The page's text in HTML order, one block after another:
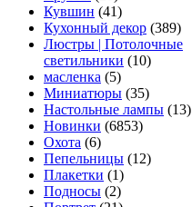
Кувшин (41)
Кухонный декор (389)
Люстры | Потолочные
светильники (10)
масленка (5)
Миниатюры (35)
Настольные лампы (13)
Новинки (6853)
Охота (6)
Пепельницы (12)
Плакетки (1)
Подносы (2)